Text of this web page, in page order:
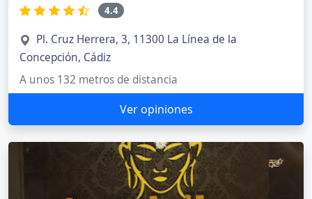
4.4
Pl. Cruz Herrera, 3, 11300 La Línea de la
Concepción, Cádiz
A unos 132 metros de distancia
Ver opiniones